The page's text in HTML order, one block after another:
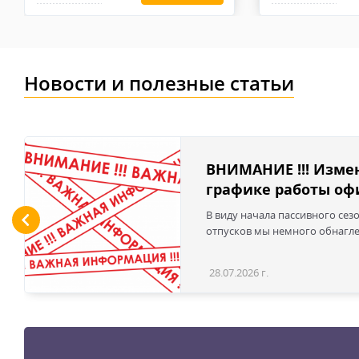
высококачественные перчатки будут быстро
Новости и полезные статьи
ВНИМАНИЕ !!!
графике работы
В виду начала пассивного
отпусков мы немного
28.07.2026 г.